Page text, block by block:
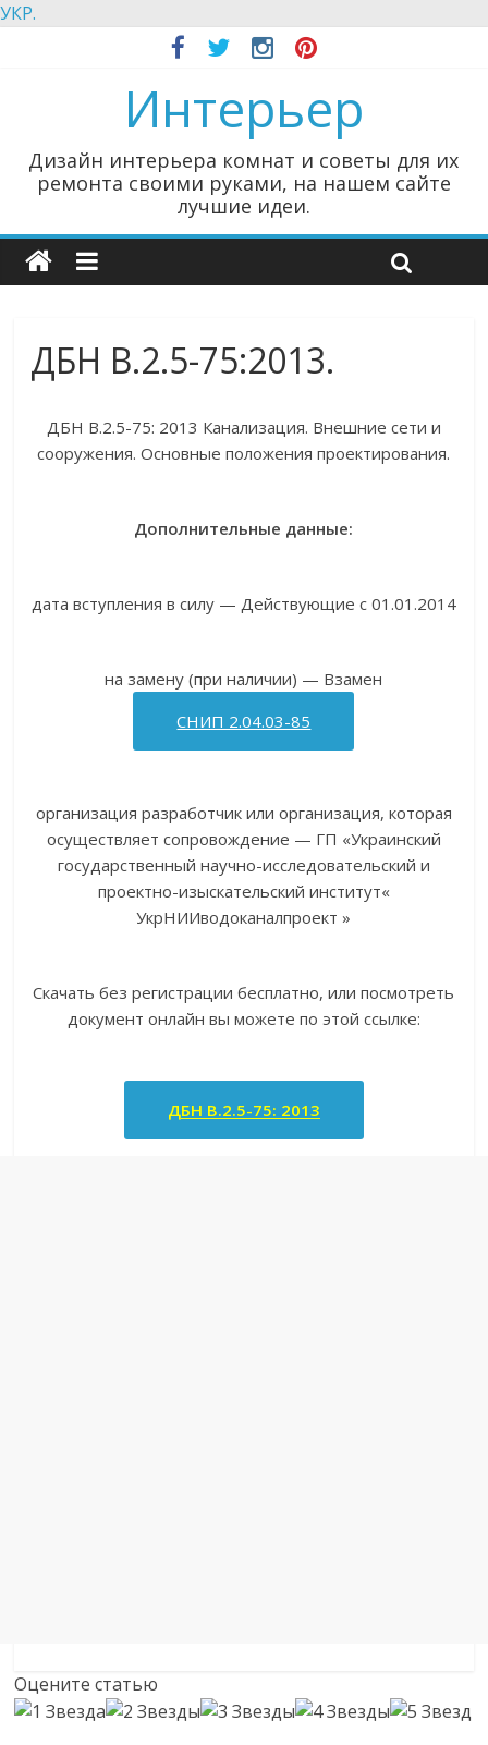
УКР.
Интерьер
Дизайн интерьера комнат и советы для их
ремонта своими руками, на нашем сайте
лучшие идеи.
ДБН В.2.5-75:2013.
ДБН В.2.5-75: 2013 Канализация. Внешние сети и
сооружения. Основные положения проектирования.
Дополнительные данные:
дата вступления в силу — Действующие с 01.01.2014
на замену (при наличии) — Взамен
СНИП 2.04.03-85
организация разработчик или организация, которая
осуществляет сопровождение — ГП «Украинский
государственный научно-исследовательский и
проектно-изыскательский институт«
УкрНИИводоканалпроект »
Скачать без регистрации бесплатно, или посмотреть
документ онлайн вы можете по этой ссылке:
ДБН В.2.5-75: 2013
Оцените статью